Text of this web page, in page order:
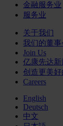
金融服务业
服务业
关于我们
我们的董事
Join Us
亿康先达
创造更美好
Careers
English
Deutsch
中文